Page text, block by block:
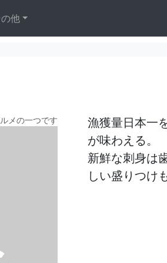
他
メの一つです
漁獲量日本一
が味わえる。
新鮮な刺身は
しい盛りつけ